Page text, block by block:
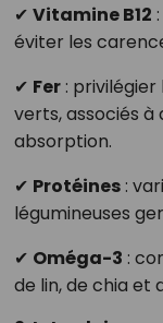
✔ Vitamine B12
éviter les
✔ Fer: privilégier
verts, associés à
absorption.
✔ Protéines:
légumineuses
✔ Oméga-3 :
de lin, de chia et